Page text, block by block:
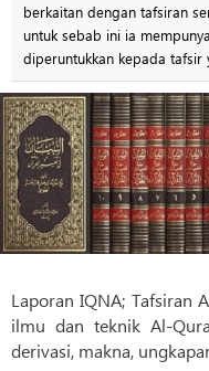
berkaitan dengan tafsiran
untuk sebab ini ia
diperuntukkan kepada tafsir
Laporan IQNA; Tafsiran
ilmu dan teknik Al-
derivasi, makna,